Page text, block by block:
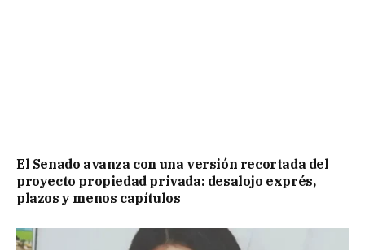
El Senado avanza con una versión recortada del
proyecto propiedad privada: desalojo exprés,
plazos y menos capítulos